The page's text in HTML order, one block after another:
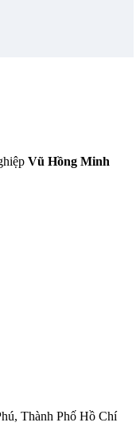
Vũ Hồng Minh
Thành Phố Hồ Chí